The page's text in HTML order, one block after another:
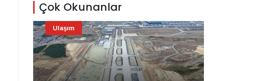
Çok Okunanlar
Ulaşım